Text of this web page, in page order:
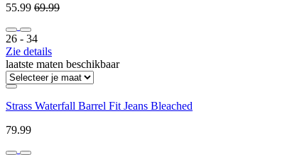
55.99 69.99
26 ‐ 34
Zie details
laatste maten beschikbaar
Strass Waterfall Barrel Fit Jeans Bleached
79.99